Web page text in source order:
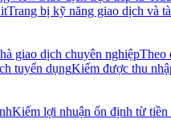
Trang bị kỹ năng giao dịch và
giao dịch chuyên nghiệpTheo
tuyển dụngKiếm được thu
Kiếm lợi nhuận ổn định từ